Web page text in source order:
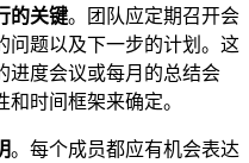
的关键。团队应定期召开会
问题以及下一步的计划。这
进度会议或每月的总结会
时间框架来确定。
。每个成员都应有机会表达